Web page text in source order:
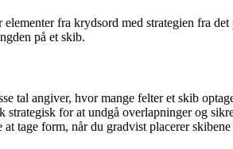
fra krydsord med strategien fra
på et skib.
tal angiver, hvor mange felter et skib
for at undgå overlapninger og
tage form, når du gradvist placerer